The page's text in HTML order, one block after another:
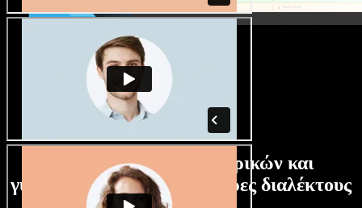
Τεράστια συλλογή ανδρικών και
γυναικείων φωνών με άπειρες διαλέκτους